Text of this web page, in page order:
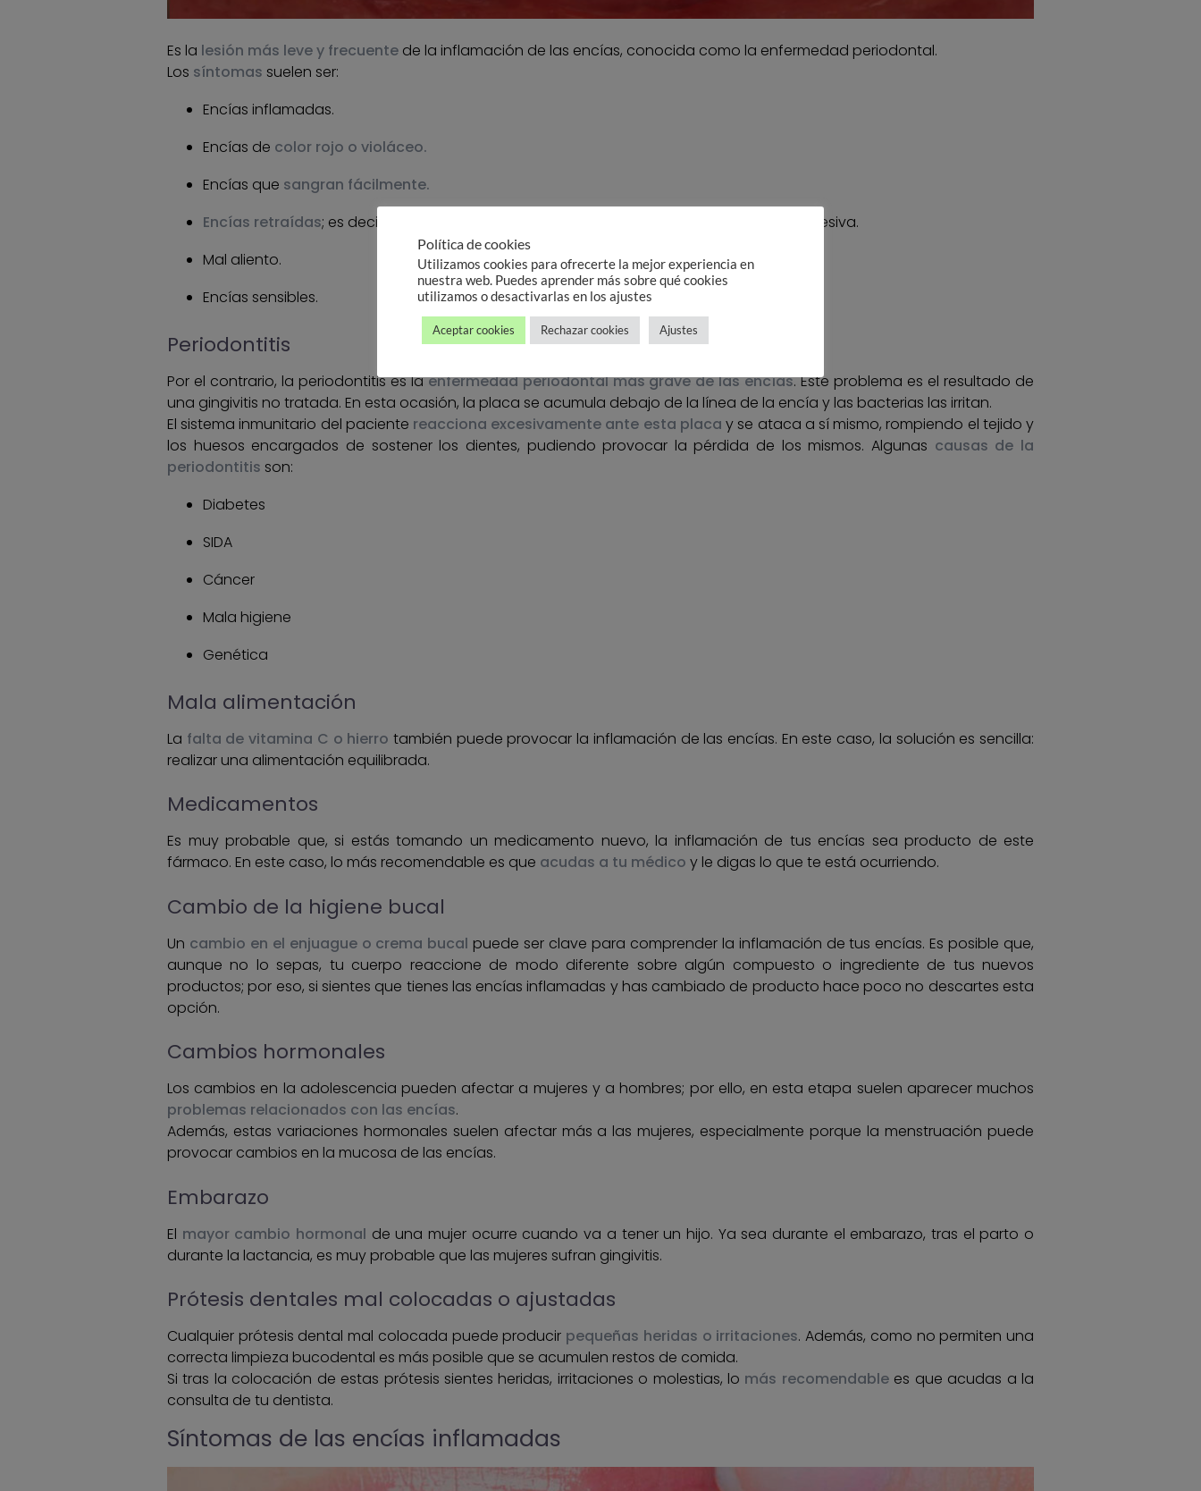
Es la lesión más leve y frecuente de la inflamación de las encías, conocida como la enfermedad periodontal.
Los síntomas suelen ser:
Encías inflamadas.
Encías de color rojo o violáceo.
Encías que sangran fácilmente.
Encías retraídas; es decir, encías que han ido perdiendo el tejido dental de forma progresiva.
Mal aliento.
Encías sensibles.
Periodontitis
Por el contrario, la periodontitis es laenfermedad periodontal más grave de las encías. Este problema es el resultado de
una gingivitis no tratada. En esta ocasión, la placa se acumula debajo de la línea de la encía y las bacterias las irritan.
El sistema inmunitario del paciente reacciona excesivamente ante esta placa y se ataca a sí mismo, rompiendo el tejido y
los huesos encargados de sostener los dientes, pudiendo provocar la pérdida de los mismos. Algunas causas de la
periodontitis son:
Diabetes
SIDA
Cáncer
Mala higiene
Genética
Mala alimentación
La falta de vitamina C o hierro también puede provocar la inflamación de las encías. En este caso, la solución es sencilla:
realizar una alimentación equilibrada.
Medicamentos
Es muy probable que, si estás tomando un medicamento nuevo, la inflamación de tus encías sea producto de este
fármaco. En este caso, lo más recomendable es que acudas a tu médico y le digas lo que te está ocurriendo.
Cambio de la higiene bucal
Un cambio en el enjuague o crema bucal puede ser clave para comprender la inflamación de tus encías. Es posible que,
aunque no lo sepas, tu cuerpo reaccione de modo diferente sobre algún compuesto o ingrediente de tus nuevos
productos; por eso, si sientes que tienes las encías inflamadas y has cambiado de producto hace poco no descartes esta
opción.
Cambios hormonales
Los cambios en la adolescencia pueden afectar a mujeres y a hombres; por ello, en esta etapa suelen aparecer muchos
problemas relacionados con las encías.
Además, estas variaciones hormonales suelen afectar más a las mujeres, especialmente porque la menstruación puede
provocar cambios en la mucosa de las encías.
Embarazo
El mayor cambio hormonal de una mujer ocurre cuando va a tener un hijo. Ya sea durante el embarazo, tras el parto o
durante la lactancia, es muy probable que las mujeres sufran gingivitis.
Prótesis dentales mal colocadas o ajustadas
Cualquier prótesis dental mal colocada puede producir pequeñas heridas o irritaciones. Además, como no permiten una
correcta limpieza bucodental es más posible que se acumulen restos de comida.
Si tras la colocación de estas prótesis sientes heridas, irritaciones o molestias, lo más recomendablees que acudas a la
consulta de tu dentista.
Síntomas de las encías inflamadas
Política de cookies
Utilizamos cookies para ofrecerte la mejor experiencia en
nuestra web. Puedes aprender más sobre qué cookies
utilizamos o desactivarlas en los ajustes
Aceptar cookies Rechazar cookies Ajustes